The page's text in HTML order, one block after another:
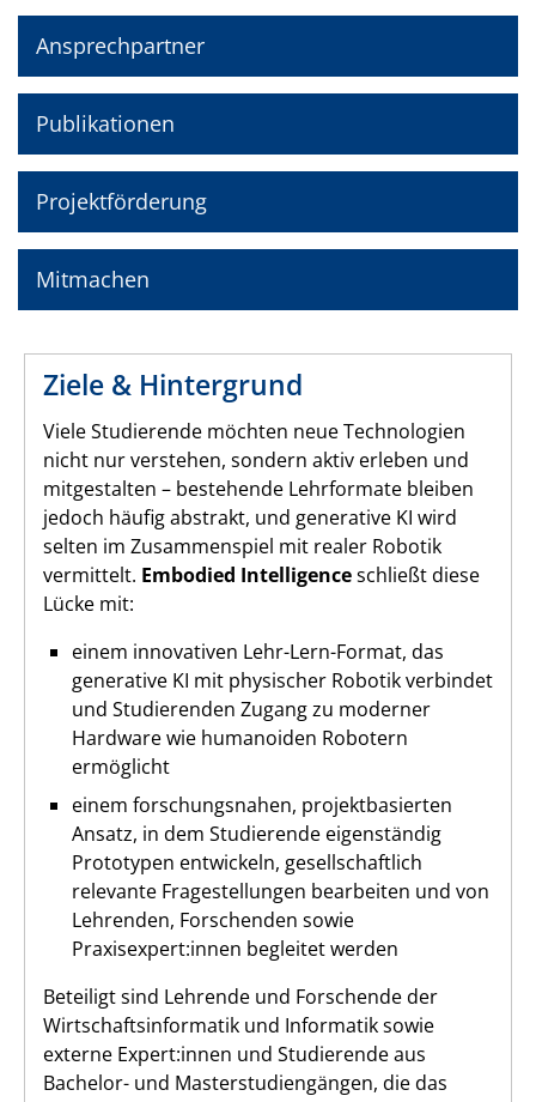
Ansprechpartner
Publikationen
Projektförderung
Mitmachen
Ziele & Hintergrund
Viele Studierende möchten neue Technologien
nicht nur verstehen, sondern aktiv erleben und
mitgestalten – bestehende Lehrformate bleiben
jedoch häufig abstrakt, und generative KI wird
selten im Zusammenspiel mit realer Robotik
vermittelt. Embodied Intelligenceschließt diese
Lücke mit:
einem innovativen Lehr-Lern-Format, das
generative KI mit physischer Robotik verbindet
und Studierenden Zugang zu moderner
Hardware wie humanoiden Robotern
ermöglicht
einem forschungsnahen, projektbasierten
Ansatz, in dem Studierende eigenständig
Prototypen entwickeln, gesellschaftlich
relevante Fragestellungen bearbeiten und von
Lehrenden, Forschenden sowie
Praxisexpert:innen begleitet werden
Beteiligt sind Lehrende und Forschende der
Wirtschaftsinformatik und Informatik sowie
externe Expert:innen und Studierende aus
Bachelor- und Masterstudiengängen, die das